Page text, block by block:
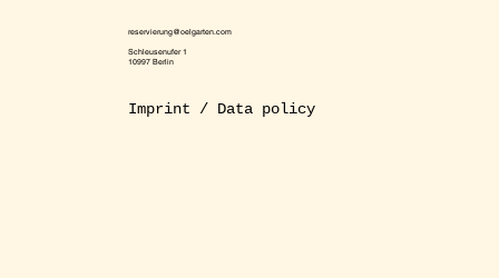
reservierung@oelgarten.com
Schleusenufer 1
10997 Berlin
Imprint / Data policy